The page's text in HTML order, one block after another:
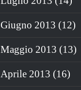
Giugno 2013 (12)
Maggio 2013 (13)
Aprile 2013 (16)